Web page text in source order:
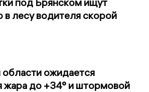
в лесу водителя скорой
ожидается
жара до +34° и штормовой